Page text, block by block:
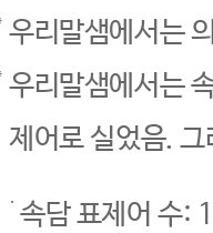
우리말샘에서는
우리말샘에서는
제어로 실었음.
속담 표제어 수: